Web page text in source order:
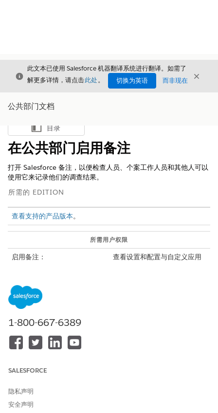
关闭
此文本已使用 Salesforce 机器翻译系统进行翻译。如需了
解更多详情，请点击此处。 切换为英语 而非现在 关闭
公共部门文档
显示目录
目录
在公共部门启用备注
打开 Salesforce 备注，以便检查人员、个案工作人员和其他人可以
使用它来记录他们的调查结果。
所需的 EDITION
查看支持的产品版本。
所需用户权限
启用备注：
查看设置和配置与自定义应用
从“设置”中，在快速查找框中输入
选择启用备注
保存您的工作。
本文章是否解决您的问题？
1-800-667-6389
SALESFORCE
隐私声明
安全声明